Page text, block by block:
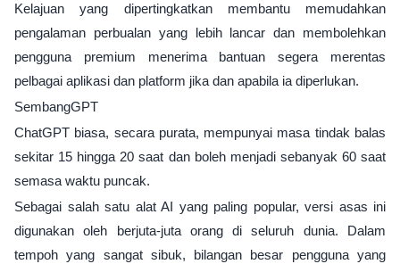
Kelajuan yang dipertingkatkan membantu memudahkan
pengalaman perbualan yang lebih lancar dan membolehkan
pengguna premium menerima bantuan segera merentas
pelbagai aplikasi dan platform jika dan apabila ia diperlukan.
SembangGPT
ChatGPT biasa, secara purata, mempunyai masa tindak balas
sekitar 15 hingga 20 saat dan boleh menjadi sebanyak 60 saat
semasa waktu puncak.
Sebagai salah satu alat AI yang paling popular, versi asas ini
digunakan oleh berjuta-juta orang di seluruh dunia. Dalam
tempoh yang sangat sibuk, bilangan besar pengguna yang